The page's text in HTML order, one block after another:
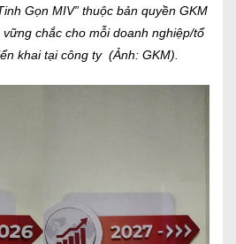
Gọn MIV” thuộc bản quyền GKM
chắc cho mỗi doanh nghiệp/tổ
khai tại công ty (Ảnh: GKM).